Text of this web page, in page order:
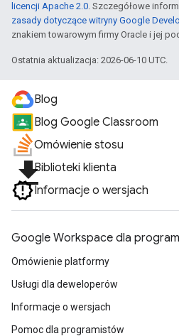
licencji Apache 2.0. Szczegółowe
zasady dotyczące witryny Google
znakiem towarowym firmy Oracle i jej
Ostatnia aktualizacja: 2026-06-10 UTC.
Blog
Blog Google Classroom
Omówienie stosu
file_downloadBiblioteki klienta
Informacje o wersjach
Google Workspace dla
Omówienie platformy
Usługi dla deweloperów
Informacje o wersjach
Pomoc dla programistów